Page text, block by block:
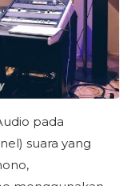
pada
suara yang